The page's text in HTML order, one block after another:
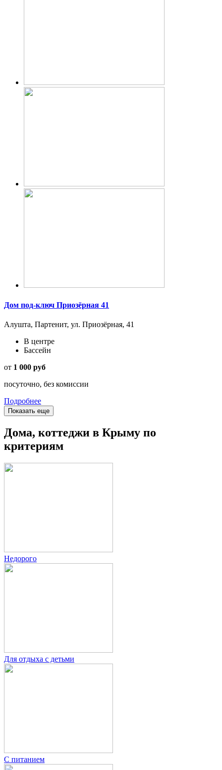
Дом под-ключ Приозёрная 41
Алушта, Партенит, ул. Приозёрная, 41
В центре
Бассейн
от 1 000 руб
посуточно, без комиссии
Подробнее
Показать еще
Дома, коттеджи в Крыму по
критериям
Недорого
Для отдыха с детьми
С питанием